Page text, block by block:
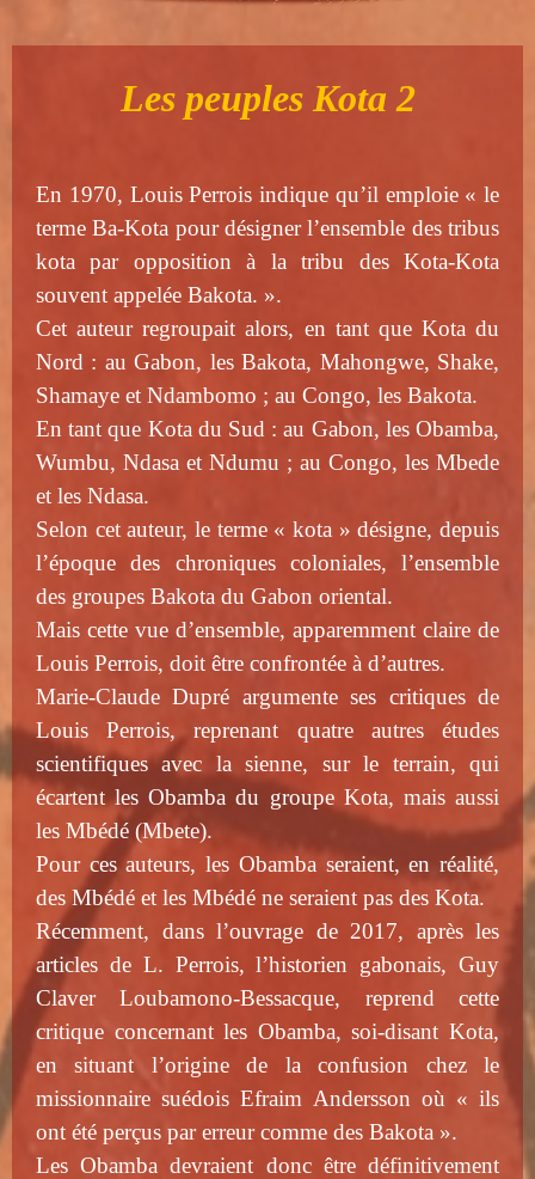
Les peuples Kota 2
En 1970, Louis Perrois indique qu’il emploie « le
terme Ba-Kota pour désigner l’ensemble des tribus
kota par opposition à la tribu des Kota-Kota
souvent appelée Bakota. ».
Cet auteur regroupait alors, en tant que Kota du
Nord : au Gabon, les Bakota, Mahongwe, Shake,
Shamaye et Ndambomo ; au Congo, les Bakota.
En tant que Kota du Sud : au Gabon, les Obamba,
Wumbu, Ndasa et Ndumu ; au Congo, les Mbede
et les Ndasa.
Selon cet auteur, le terme « kota » désigne, depuis
l’époque des chroniques coloniales, l’ensemble
des groupes Bakota du Gabon oriental.
Mais cette vue d’ensemble, apparemment claire de
Louis Perrois, doit être confrontée à d’autres.
Marie-Claude Dupré argumente ses critiques de
Louis Perrois, reprenant quatre autres études
scientifiques avec la sienne, sur le terrain, qui
écartent les Obamba du groupe Kota, mais aussi
les Mbédé (Mbete).
Pour ces auteurs, les Obamba seraient, en réalité,
des Mbédé et les Mbédé ne seraient pas des Kota.
Récemment, dans l’ouvrage de 2017, après les
articles de L. Perrois, l’historien gabonais, Guy
Claver Loubamono-Bessacque, reprend cette
critique concernant les Obamba, soi-disant Kota,
en situant l’origine de la confusion chez le
missionnaire suédois Efraim Andersson où « ils
ont été perçus par erreur comme des Bakota ».
Les Obamba devraient donc être définitivement